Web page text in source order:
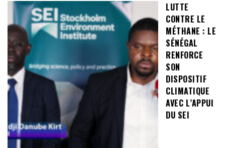
LUTTE
CONTRE LE
MÉTHANE : LE
SÉNÉGAL
RENFORCE
SON
DISPOSITIF
CLIMATIQUE
AVEC L’APPUI
DU SEI